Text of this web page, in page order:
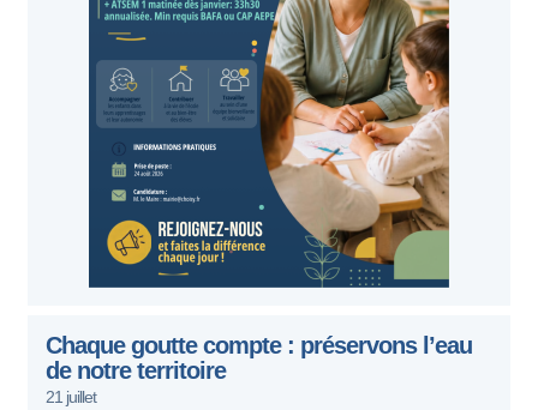
Chaque goutte compte : préservons l’eau
de notre territoire
21 juillet